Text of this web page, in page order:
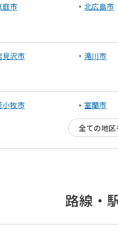
庭市 北広島市
見沢市 滝川市
小牧市 室蘭市
全ての地
路線・